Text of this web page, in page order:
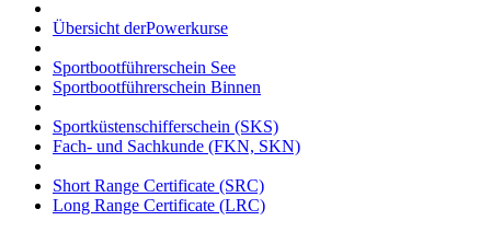
Übersicht derPowerkurse
Sportbootführerschein See
Sportbootführerschein Binnen
Sportküstenschifferschein (SKS)
Fach- und Sachkunde (FKN, SKN)
Short Range Certificate (SRC)
Long Range Certificate (LRC)